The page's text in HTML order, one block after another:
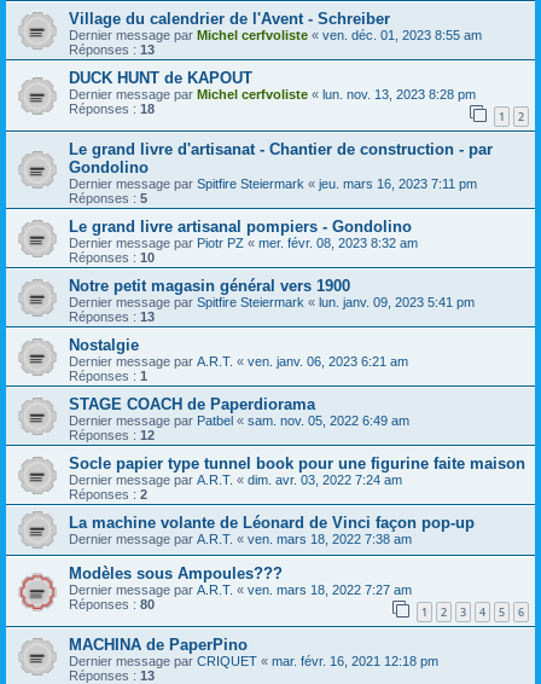
Village du calendrier de l'Avent - Schreiber
Dernier message par Michel cerfvoliste « ven. déc. 01, 2023 8:55 am
Réponses : 13
DUCK HUNT de KAPOUT
Dernier message par Michel cerfvoliste « lun. nov. 13, 2023 8:28 pm
Réponses : 18 1 2
Le grand livre d'artisanat - Chantier de construction - par
Gondolino
Dernier message par Spitfire Steiermark « jeu. mars 16, 2023 7:11 pm
Réponses : 5
Le grand livre artisanal pompiers - Gondolino
Dernier message par Piotr PZ « mer. févr. 08, 2023 8:32 am
Réponses : 10
Notre petit magasin général vers 1900
Dernier message par Spitfire Steiermark « lun. janv. 09, 2023 5:41 pm
Réponses : 13
Nostalgie
Dernier message par A.R.T. « ven. janv. 06, 2023 6:21 am
Réponses : 1
STAGE COACH de Paperdiorama
Dernier message par Patbel « sam. nov. 05, 2022 6:49 am
Réponses : 12
Socle papier type tunnel book pour une figurine faite maison
Dernier message par A.R.T. « dim. avr. 03, 2022 7:24 am
Réponses : 2
La machine volante de Léonard de Vinci façon pop-up
Dernier message par A.R.T. « ven. mars 18, 2022 7:38 am
Modèles sous Ampoules???
Dernier message par A.R.T. « ven. mars 18, 2022 7:27 am
Réponses : 80 1 2 3 4 5 6
MACHINA de PaperPino
Dernier message par CRIQUET « mar. févr. 16, 2021 12:18 pm
Réponses : 13